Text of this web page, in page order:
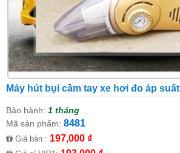
Máy hút bụi cầm tay xe hơi đo áp suất
Bảo hành: 1 tháng
Mã sản phẩm: 8481
Giá bán : 197,000 ₫